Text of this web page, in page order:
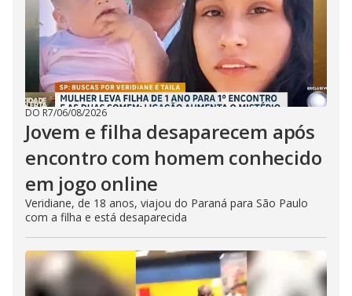
DO R7/06/08/2026
Jovem e filha desaparecem após
encontro com homem conhecido
em jogo online
Veridiane, de 18 anos, viajou do Paraná para São Paulo
com a filha e está desaparecida